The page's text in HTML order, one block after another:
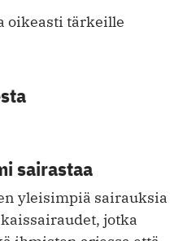
oikeasti tärkeille
sairastaa
yleisimpiä sairauksia
jotka